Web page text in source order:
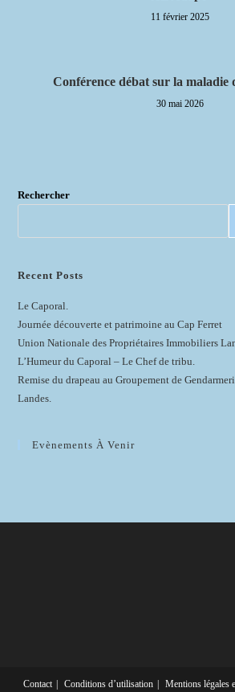
11 février 2025
Conférence débat sur la maladie
30 mai 2026
Rechercher
Recent Posts
Le Caporal.
Journée découverte et patrimoine au Cap Ferret
Union Nationale des Propriétaires Immobiliers
L’Humeur du Caporal – Le Chef de tribu.
Remise du drapeau au Groupement de
Landes.
Evènements À Venir
Contact Conditions d’utilisation Mentions légales